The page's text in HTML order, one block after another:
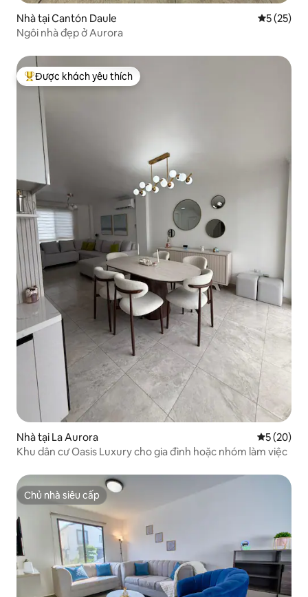
Nhà tại Cantón Daule Xếp hạng
5 (25)
Ngôi nhà đẹp ở Aurora
Được khách yêu thích nhất
Được khách yêu thích
Nhà tại La Aurora Xếp hạng
5 (20)
Khu dân cư Oasis Luxury cho gia đình hoặc nhóm làm việc
Chủ nhà siêu cấp
Chủ nhà siêu cấp